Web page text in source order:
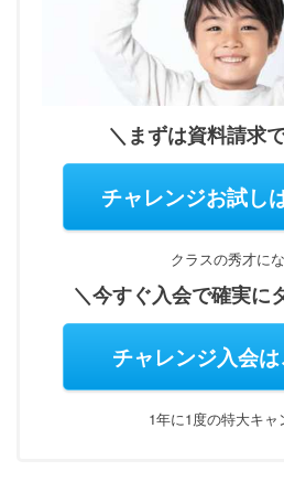
＼まずは資料請求
チャレンジお試し
クラスの秀才に
＼今すぐ入会で確実に
チャレンジ入会
1年に1度の特大キ